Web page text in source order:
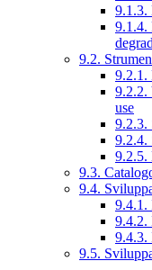
9.1.3.
9.1.4.
9.2.
9.2.1.
9.2.2.
use
9.2.3.
9.2.4.
9.2.5.
9.3.
9.4.
9.4.1.
9.4.2.
9.4.3.
9.5.